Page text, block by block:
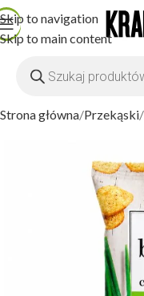
Skip to navigation
Skip to main content
Strona główna Przekąski